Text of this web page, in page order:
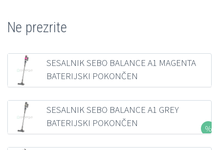
Ne prezrite
SESALNIK SEBO BALANCE A1 MAGENTA
BATERIJSKI POKONČEN
SESALNIK SEBO BALANCE A1 GREY
BATERIJSKI POKONČEN